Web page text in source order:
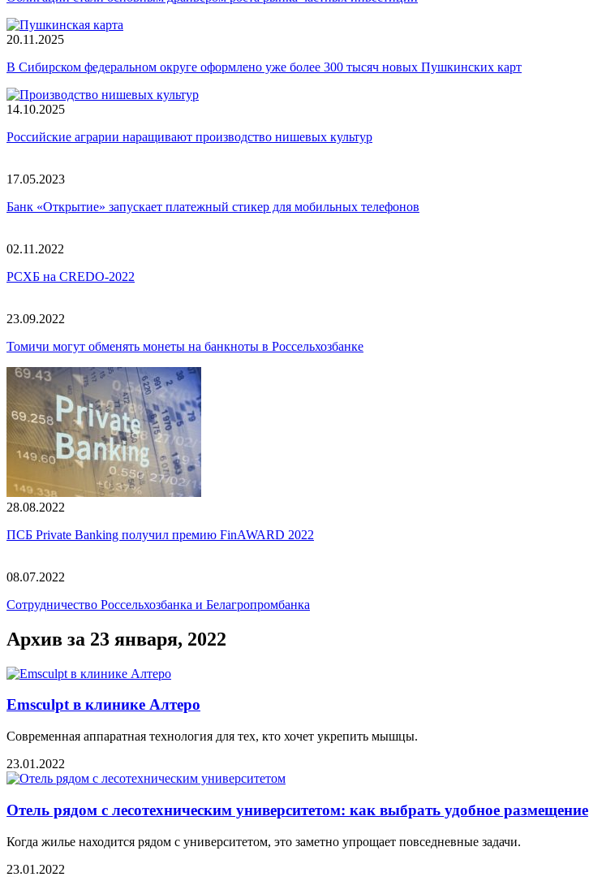
20.11.2025
В Сибирском федеральном округе оформлено уже более 300 тысяч новых Пушкинских карт
14.10.2025
Российские аграрии наращивают производство нишевых культур
17.05.2023
Банк «Открытие» запускает платежный стикер для мобильных телефонов
02.11.2022
РСХБ на CREDO-2022
23.09.2022
Томичи могут обменять монеты на банкноты в Россельхозбанке
28.08.2022
ПСБ Private Banking получил премию FinAWARD 2022
08.07.2022
Сотрудничество Россельхозбанка и Белагропромбанка
Архив за 23 января, 2022
Emsculpt в клинике Алтеро
Современная аппаратная технология для тех, кто хочет укрепить мышцы.
23.01.2022
Отель рядом с лесотехническим университетом: как выбрать удобное размещение
Когда жилье находится рядом с университетом, это заметно упрощает повседневные задачи.
23.01.2022